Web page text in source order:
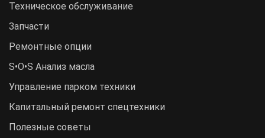
Техническое обслуживание
Запчасти
Ремонтные опции
S•O•S Анализ масла
Управление парком техники
Капитальный ремонт спецтехники
Полезные советы